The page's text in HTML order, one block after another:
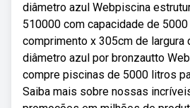
diâmetro azul Webpiscina
510000 com capacidade de
comprimento x 305cm de largura
diâmetro azul por bronzautto
compre piscinas de 5000 litros
Saiba mais sobre nossas